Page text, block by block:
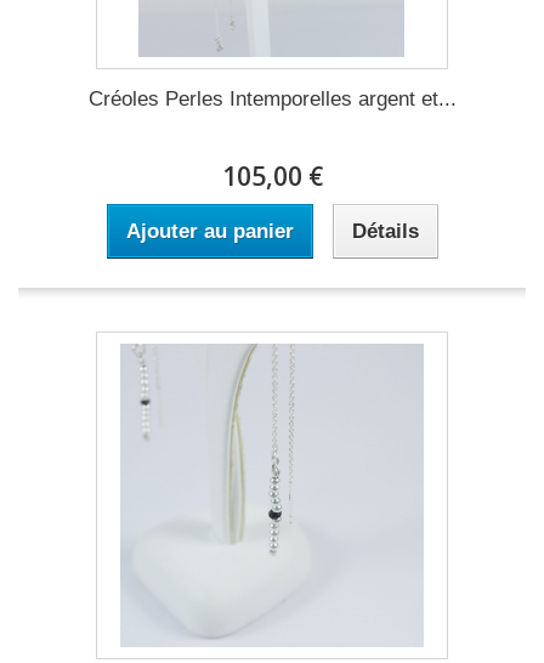
Créoles Perles Intemporelles argent et...
105,00 €
Ajouter au panier Détails